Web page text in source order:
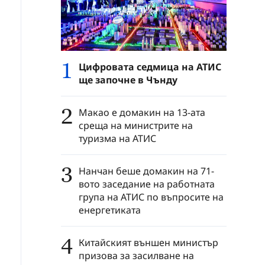
1
Цифровата седмица на АТИС
ще започне в Чънду
2 Макао е домакин на 13-ата
среща на министрите на
туризма на АТИС
3 Нанчан беше домакин на 71-
вото заседание на работната
група на АТИС по въпросите на
енергетиката
4 Китайският външен министър
призова за засилване на